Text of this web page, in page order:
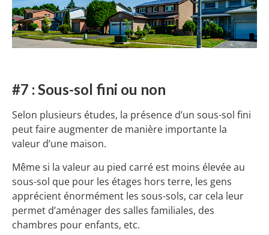
#7 : Sous-sol fini ou non
Selon plusieurs études, la présence d’un sous-sol fini
peut faire augmenter de manière importante la
valeur d’une maison.
Même si la valeur au pied carré est moins élevée au
sous-sol que pour les étages hors terre, les gens
apprécient énormément les sous-sols, car cela leur
permet d’aménager des salles familiales, des
chambres pour enfants, etc.